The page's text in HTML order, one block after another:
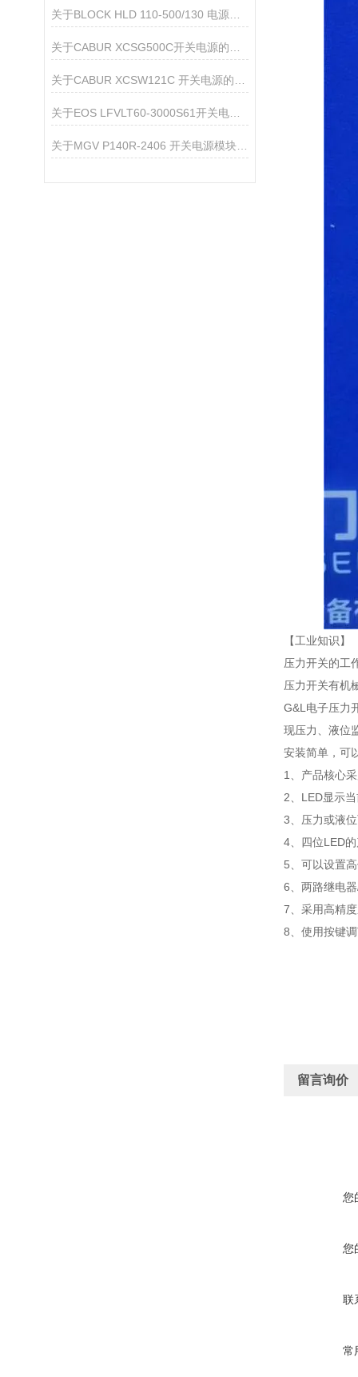
关于BLOCK HLD 110-500/130 电源滤波器的产品介绍
关于EOS LFVLT60-3000S61开关电源模块的产品介绍
关于MGV P140R-2406 开关电源模块的产品介绍
【工业知识】
压力开关的工
压力开关有机
G&L电子压力
现压力、液位
安装简单，可
1、产品核心
2、LED显示
3、压力或液
4、四位LED
5、可以设置
6、两路继电
7、采用高精
8、使用按键
留言询价
您
您
联
常